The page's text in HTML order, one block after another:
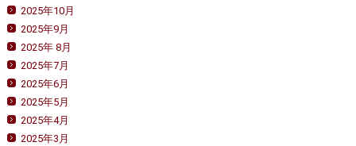
2025年10月
2025年9月
2025年 8月
2025年7月
2025年6月
2025年5月
2025年4月
2025年3月